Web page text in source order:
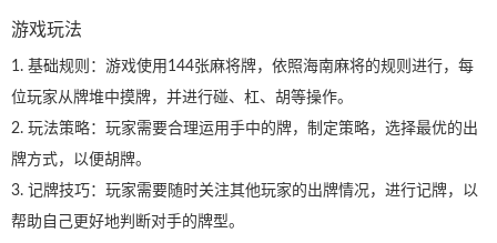
游戏玩法
1. 基础规则：游戏使用144张麻将牌，依照海南麻将的规则进行，每
位玩家从牌堆中摸牌，并进行碰、杠、胡等操作。
2. 玩法策略：玩家需要合理运用手中的牌，制定策略，选择最优的出
牌方式，以便胡牌。
3. 记牌技巧：玩家需要随时关注其他玩家的出牌情况，进行记牌，以
帮助自己更好地判断对手的牌型。